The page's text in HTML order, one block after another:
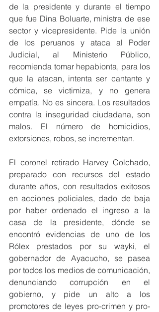
de la presidente y durante el tiempo
que fue Dina Boluarte, ministra de ese
sector y vicepresidente. Pide la unión
de los peruanos y ataca al Poder
Judicial, al Ministerio Público,
recomienda tomar hepabionta, para los
que la atacan, intenta ser cantante y
cómica, se victimiza, y no genera
empatía. No es sincera. Los resultados
contra la inseguridad ciudadana, son
malos. El número de homicidios,
extorsiones, robos, se incrementan.
El coronel retirado Harvey Colchado,
preparado con recursos del estado
durante años, con resultados exitosos
en acciones policiales, dado de baja
por haber ordenado el ingreso a la
casa de la presidente, dónde se
encontró evidencias de uno de los
Rólex prestados por su wayki, el
gobernador de Ayacucho, se pasea
por todos los medios de comunicación,
denunciando corrupción en el
gobierno, y pide un alto a los
promotores de leyes pro-crimen y pro-